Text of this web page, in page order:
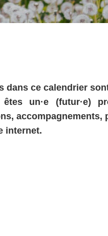
dans ce calendrier
un·e (futur·e)
internet.